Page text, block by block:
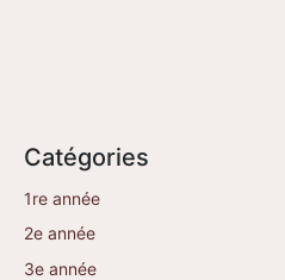
Catégories
1re année
2e année
3e année